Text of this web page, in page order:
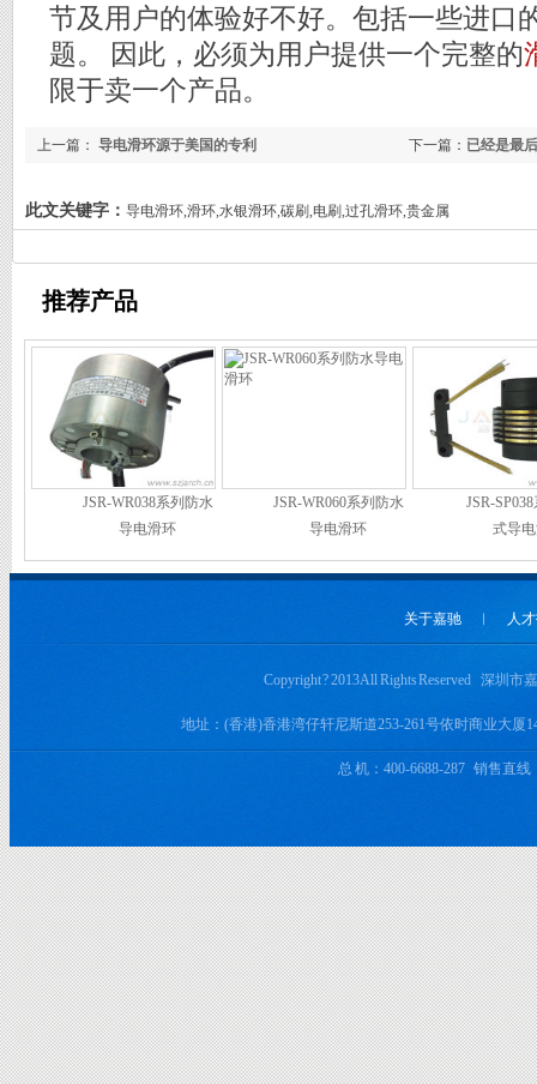
节及用户的体验好不好。包括一些进口
题。 因此，必须为用户提供一个完整的
限于卖一个产品。
下一篇： 已经是最
上一篇： 导电滑环源于美国的专利
此文关键字： 导电滑环,滑环,水银滑环,碳刷,电刷,过孔滑环,贵金属
推荐产品
JSR-WR038系列防水
导电滑环
JSR-WR060系列防水
导电滑环
JSR-
式导
关于嘉驰 ︱ 人
Copyright ? 2013 All Rights Reserved 深圳
地址：(香港)香港湾仔轩尼斯道253-261号依时商业大
总 机：400-6688-287 销售直线